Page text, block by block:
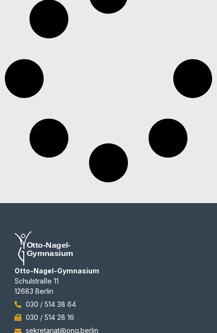
Otto-Nagel-Gymnasium
Schulstraße 11
12683 Berlin
030 / 514 38 64
030 / 514 28 16
sekretariat@ong.berlin